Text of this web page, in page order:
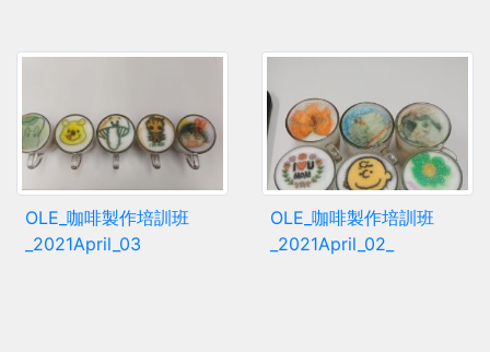
OLE_咖啡製作培訓班
_2021April_03
OLE_咖啡製作培訓班
_2021April_02_